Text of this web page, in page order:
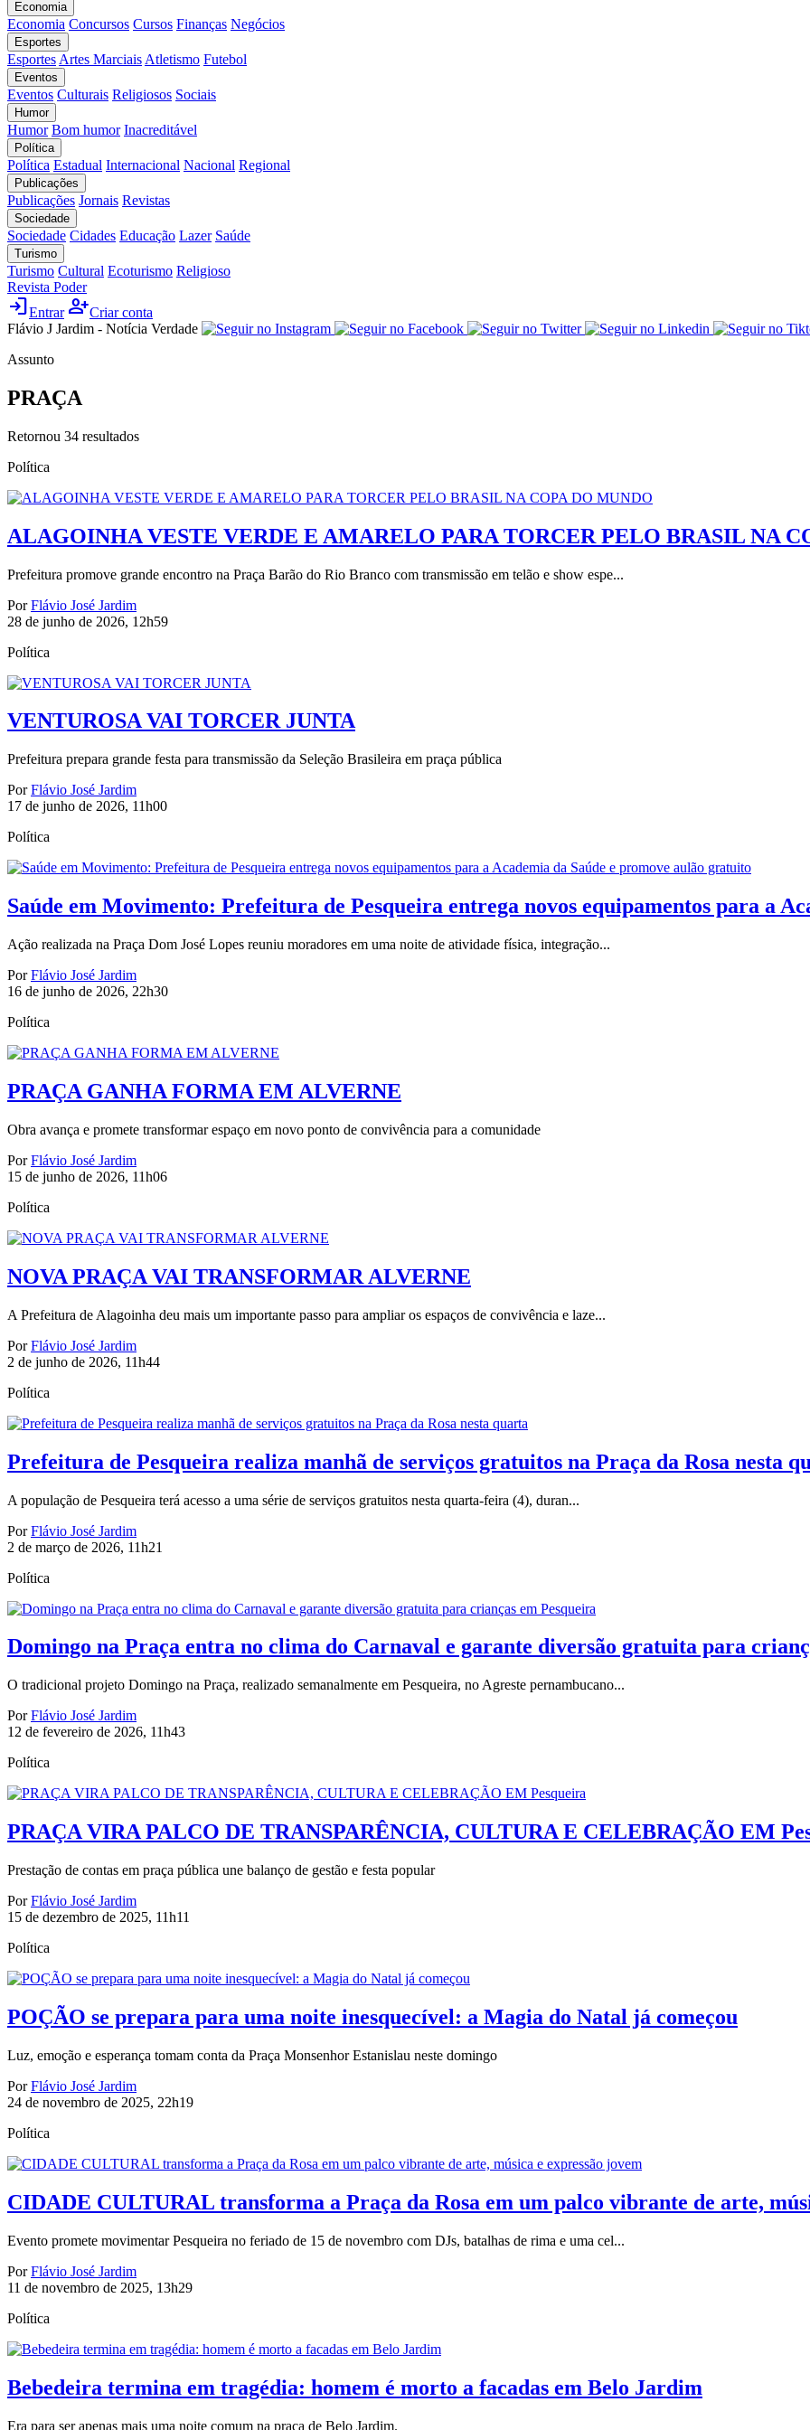
Economia
Economia Concursos Cursos Finanças Negócios
Esportes
Esportes Artes Marciais Atletismo Futebol
Eventos
Eventos Culturais Religiosos Sociais
Humor
Humor Bom humor Inacreditável
Política
Política Estadual Internacional Nacional Regional
Publicações
Publicações Jornais Revistas
Sociedade
Sociedade Cidades Educação Lazer Saúde
Turismo
Turismo Cultural Ecoturismo Religioso
Revista Poder
loginEntrar person_addCriar conta
Flávio J Jardim - Notícia Verdade
Assunto
PRAÇA
Retornou 34 resultados
Política
ALAGOINHA VESTE VERDE E AMARELO PARA TORCER PELO BRASIL NA
Prefeitura promove grande encontro na Praça Barão do Rio Branco com transmissão em telão e show espe...
PorFlávio José Jardim
28 de junho de 2026, 12h59
Política
VENTUROSA VAI TORCER JUNTA
Prefeitura prepara grande festa para transmissão da Seleção Brasileira em praça pública
PorFlávio José Jardim
17 de junho de 2026, 11h00
Política
Saúde em Movimento: Prefeitura de Pesqueira entrega novos equipamentos para a
Ação realizada na Praça Dom José Lopes reuniu moradores em uma noite de atividade física, integração...
PorFlávio José Jardim
16 de junho de 2026, 22h30
Política
PRAÇA GANHA FORMA EM ALVERNE
Obra avança e promete transformar espaço em novo ponto de convivência para a comunidade
PorFlávio José Jardim
15 de junho de 2026, 11h06
Política
NOVA PRAÇA VAI TRANSFORMAR ALVERNE
A Prefeitura de Alagoinha deu mais um importante passo para ampliar os espaços de convivência e laze...
PorFlávio José Jardim
2 de junho de 2026, 11h44
Política
Prefeitura de Pesqueira realiza manhã de serviços gratuitos na Praça da Rosa nesta
A população de Pesqueira terá acesso a uma série de serviços gratuitos nesta quarta-feira (4), duran...
PorFlávio José Jardim
2 de março de 2026, 11h21
Política
Domingo na Praça entra no clima do Carnaval e garante diversão gratuita para
O tradicional projeto Domingo na Praça, realizado semanalmente em Pesqueira, no Agreste pernambucano...
PorFlávio José Jardim
12 de fevereiro de 2026, 11h43
Política
PRAÇA VIRA PALCO DE TRANSPARÊNCIA, CULTURA E CELEBRAÇÃO EM
Prestação de contas em praça pública une balanço de gestão e festa popular
PorFlávio José Jardim
15 de dezembro de 2025, 11h11
Política
POÇÃO se prepara para uma noite inesquecível: a Magia do Natal já começou
Luz, emoção e esperança tomam conta da Praça Monsenhor Estanislau neste domingo
PorFlávio José Jardim
24 de novembro de 2025, 22h19
Política
CIDADE CULTURAL transforma a Praça da Rosa em um palco vibrante de arte,
Evento promete movimentar Pesqueira no feriado de 15 de novembro com DJs, batalhas de rima e uma cel...
PorFlávio José Jardim
11 de novembro de 2025, 13h29
Política
Bebedeira termina em tragédia: homem é morto a facadas em Belo Jardim
Era para ser apenas mais uma noite comum na praça de Belo Jardim.